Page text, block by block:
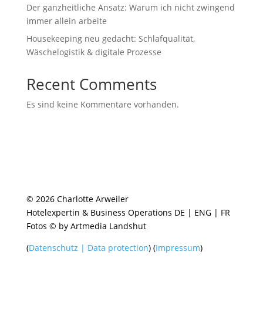
Der ganzheitliche Ansatz: Warum ich nicht zwingend
immer allein arbeite
Housekeeping neu gedacht: Schlafqualität,
Wäschelogistik & digitale Prozesse
Recent Comments
Es sind keine Kommentare vorhanden.
© 2026 Charlotte Arweiler
Hotelexpertin & Business Operations DE | ENG | FR
Fotos © by Artmedia Landshut
(Datenschutz | Data protection) (Impressum)